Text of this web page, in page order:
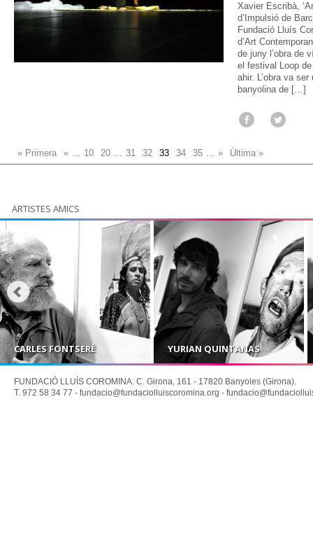
Xavier Escribà,
d’Impulsió de
Fundació Lluís
d’Art
de juny l’obra de
el festival Loop
ahir. L’obra va
banyolina de […]
« Primera « 10 20 31 32 33 34 35 » Última »
ARTISTES AMICS
CARLES FONTSERÈ YURIAN QUINTANAS
FUNDACIÓ LLUÍS COROMINA. C. Girona, 161 - 17820 Banyoles (Girona).
T. 972 58 34 77 - fundacio@fundaciolluiscoromina.org -